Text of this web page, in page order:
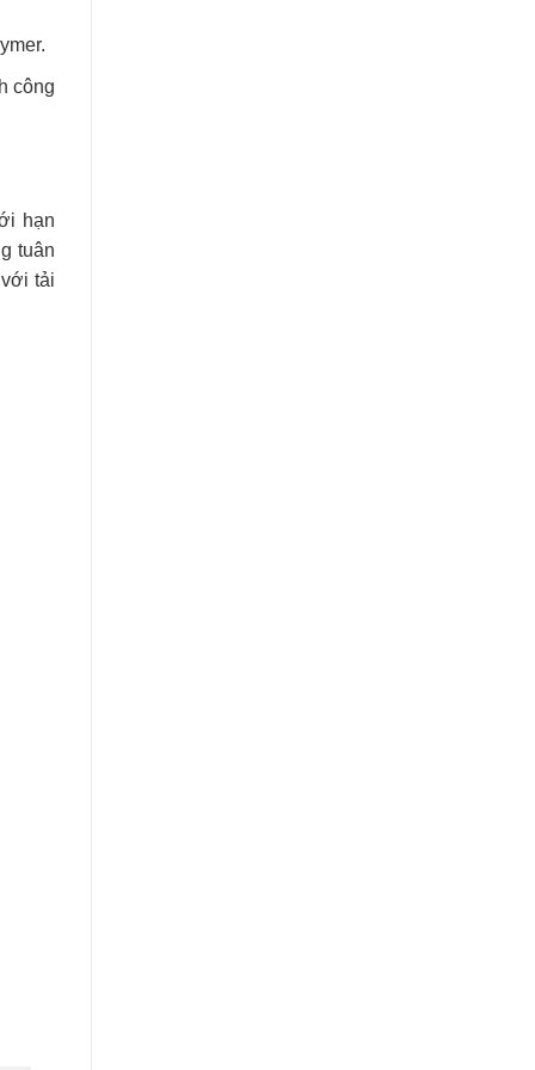
công
hạn
tuân
tải